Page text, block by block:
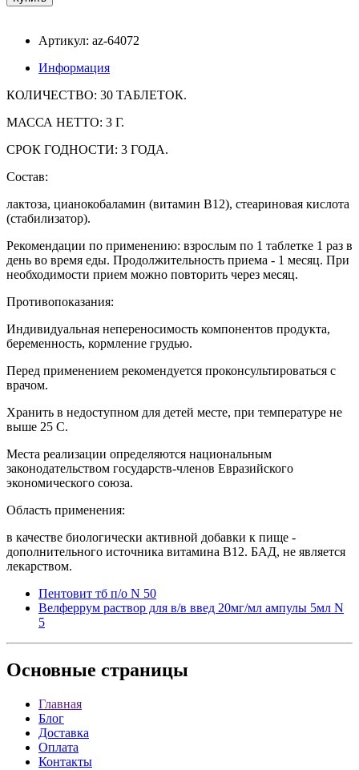
Артикул: az-64072
Информация
КОЛИЧЕСТВО: 30 ТАБЛЕТОК.
МАССА HЕТТO: 3 Г.
СРОК ГОДНОСТИ: 3 ГОДА.
Состав:
лактоза, цианокобаламин (витамин B12), стеариновая кислота
(стабилизатор).
Рекомендации по применению: взрослым по 1 таблетке 1 раз в
день во время еды. Продолжительность приема - 1 месяц. При
необходимости прием можно повторить через месяц.
Противопоказания:
Индивидуальная непереносимость компонентов продукта,
беременность, кормление грудью.
Перед применением рекомендуется проконсультироваться с
врачом.
Хранить в недоступном для детей месте, при температуре не
выше 25 С.
Места реализации определяются национальным
законодательством государств-членов Евразийского
экономического союза.
Область применения:
в качестве биологически активной добавки к пище -
дополнительного источника витамина B12. БАД, не является
лекарством.
Пентовит тб п/о N 50
Велферрум раствор для в/в введ 20мг/мл ампулы 5мл N
5
Основные страницы
Главная
Блог
Доставка
Оплата
Контакты